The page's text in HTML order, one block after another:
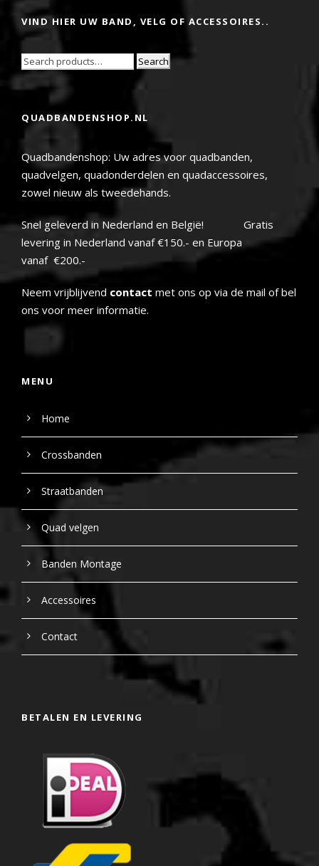
VIND HIER UW BAND, VELG OF ACCESSOIRES..
Search
QUADBANDENSHOP.NL
Quadbandenshop: Uw adres voor quadbanden,
quadvelgen, quadonderdelen en quadaccessoires,
zowel nieuw als tweedehands.
Snel geleverd in Nederland en België! Gratis
levering in Nederland vanaf €150.- en Europa
vanaf €200.-
Neem vrijblijvend contact met ons op via de mail of bel
ons voor meer informatie.
MENU
Home
Crossbanden
Straatbanden
Quad velgen
Banden Montage
Accessoires
Contact
BETALEN EN LEVERING